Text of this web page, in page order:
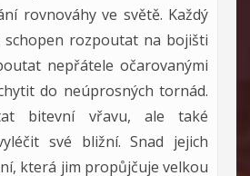
rovnováhy ve světě. Každý
schopen rozpoutat na bojišti
nepřátele očarovanými
do neúprosných tornád.
bitevní vřavu, ale také
své bližní. Snad jejich
která jim propůjčuje velkou